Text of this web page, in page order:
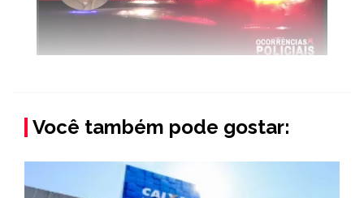
Você também pode gostar: